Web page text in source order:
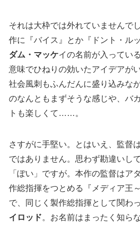
それは大枠では外れていませんで
作に『バイス』とか『ドント・ル
ダム・マッケイの名前が入ってい
意味でひねりの効いたアイデアが
社会風刺もふんだんに盛り込みな
のなんともまずそうな感じや、バ
トも楽しくて……。
さすがに手堅い。とはいえ、監督
ではありません。思わず勘違いし
「ぽい」ですが。本作の監督はア
作総指揮をつとめる『メディア王
で、同じく製作総指揮として関わ
イロッド。お名前はまったく知ら